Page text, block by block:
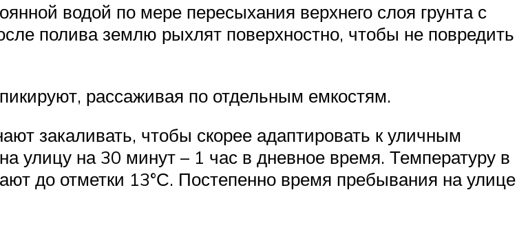
водой по мере пересыхания верхнего слоя грунта с
полива землю рыхлят поверхностно, чтобы не повредить
рассаживая по отдельным емкостям.
закаливать, чтобы скорее адаптировать к уличным
улицу на 30 минут – 1 час в дневное время. Температуру в
до отметки 13°С. Постепенно время пребывания на улице